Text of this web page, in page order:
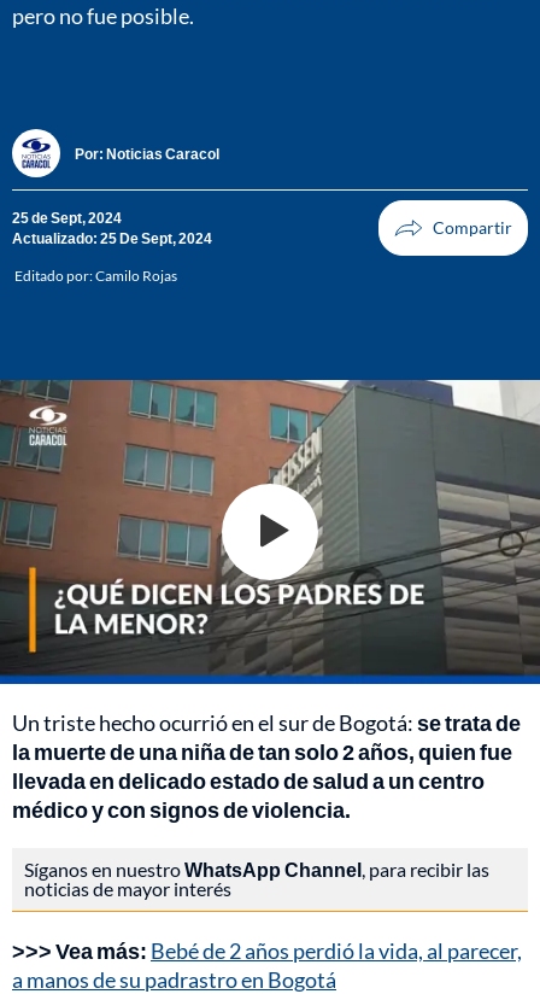
pero no fue posible.
Por: Noticias Caracol
25 de Sept, 2024
Actualizado: 25 De Sept, 2024
Editado por:Camilo Rojas
Un triste hecho ocurrió en el sur de Bogotá:se trata de
la muerte de una niña de tan solo 2 años, quien fue
llevada en delicado estado de salud a un centro
médico y con signos de violencia.
Síganos en nuestroWhatsApp Channel , para recibir las
noticias de mayor interés
>>> Vea más: Bebé de 2 años perdió la vida, al parecer,
a manos de su padrastro en Bogotá